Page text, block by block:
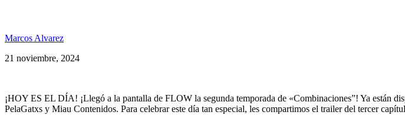
Marcos Alvarez
21 noviembre, 2024
¡HOY ES EL DÍA! ¡Llegó a la pantalla de FLOW la segunda temporada de «Combinaciones”! Ya están
PelaGatxs y Miau Contenidos. Para celebrar este día tan especial, les compartimos el trailer del tercer